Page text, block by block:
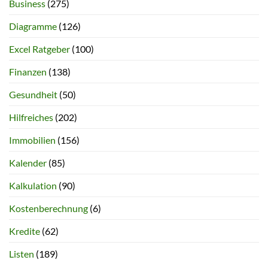
Business (275)
Diagramme (126)
Excel Ratgeber (100)
Finanzen (138)
Gesundheit (50)
Hilfreiches (202)
Immobilien (156)
Kalender (85)
Kalkulation (90)
Kostenberechnung (6)
Kredite (62)
Listen (189)